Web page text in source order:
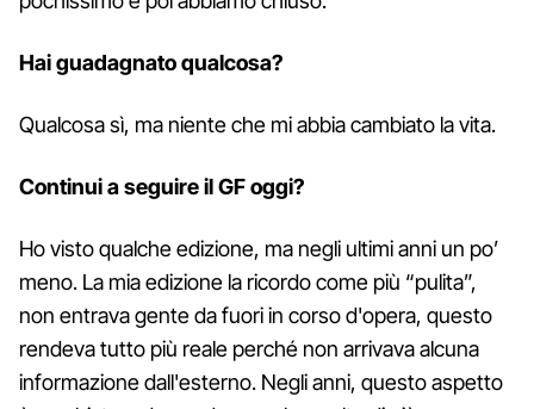
Hai guadagnato qualcosa?
Qualcosa sì, ma niente che mi abbia cambiato la vita.
Continui a seguire il GF oggi?
Ho visto qualche edizione, ma negli ultimi anni un po’
meno. La mia edizione la ricordo come più “pulita”,
non entrava gente da fuori in corso d'opera, questo
rendeva tutto più reale perché non arrivava alcuna
informazione dall'esterno. Negli anni, questo aspetto